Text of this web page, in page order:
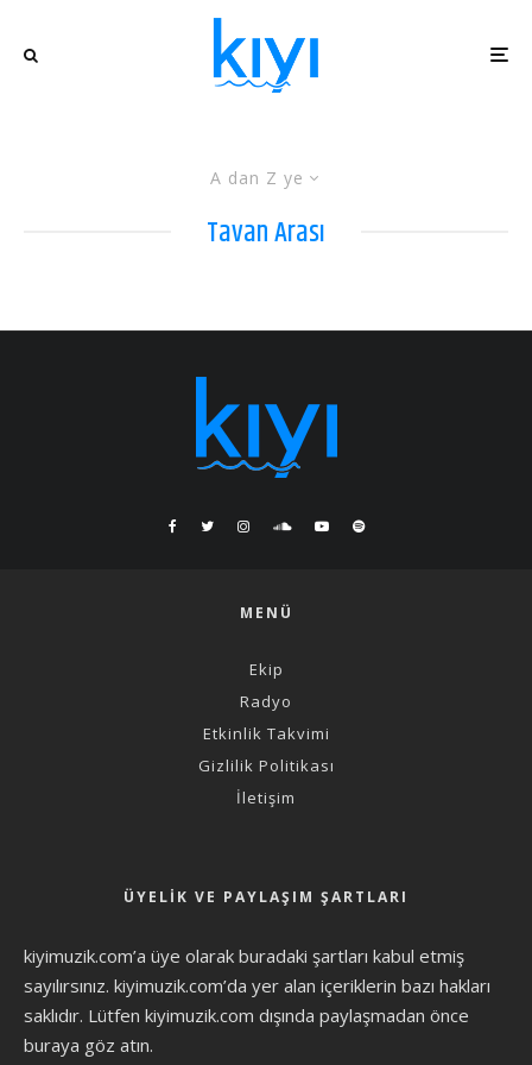
A dan Z ye
Tavan Arası
MENÜ
Ekip
Radyo
Etkinlik Takvimi
Gizlilik Politikası
İletişim
ÜYELIK VE PAYLAŞIM ŞARTLARI
kiyimuzik.com’a üye olarak buradaki şartları kabul etmiş
sayılırsınız. kiyimuzik.com’da yer alan içeriklerin bazı hakları
saklıdır. Lütfen kiyimuzik.com dışında paylaşmadan önce
buraya göz atın.